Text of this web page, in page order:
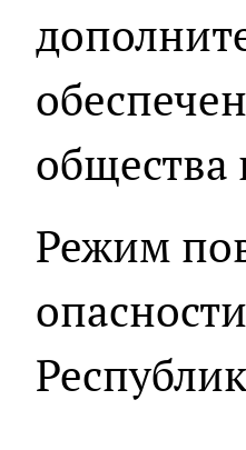
общества
Режим